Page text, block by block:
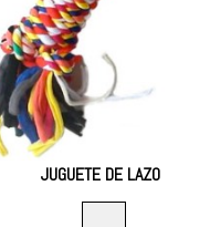
JUGUETE DE LAZO